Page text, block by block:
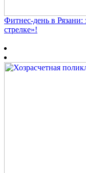
Фитнес‑день в Рязани:
стрелке»!